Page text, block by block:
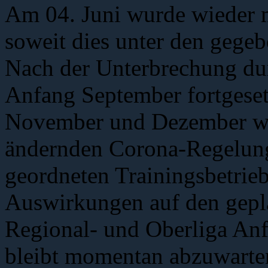
Am 04. Juni wurde wieder
soweit dies unter den
Nach der Unterbrechung
Anfang September
November und Dezember
ändernden Corona-
geordneten
Auswirkungen auf den
Regional- und Oberliga
bleibt momentan